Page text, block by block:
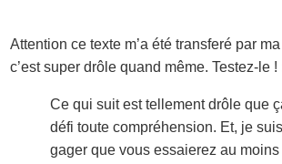
Attention ce texte m’a été transferé par
c’est super drôle quand même. Testez-le !
Ce qui suit est tellement drôle que
défi toute compréhension. Et, je
gager que vous essaierez au